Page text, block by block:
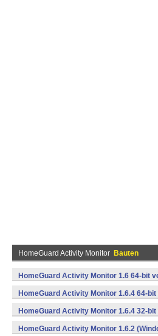
HomeGuard Activity Monitor Bauten
HomeGuard Activity Monitor 1.6 64-bit
HomeGuard Activity Monitor 1.6.4 64-bit
HomeGuard Activity Monitor 1.6.4 32-bit
HomeGuard Activity Monitor 1.6.2